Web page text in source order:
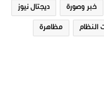
خبر وصورة ديجتال نيوز
النظام مظاهرة